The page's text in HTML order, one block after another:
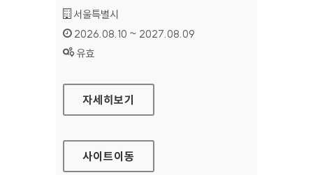
기관명 :
서울특별시
인증기간 :
2026.08.10 ~ 2027.08.09
상태 :
유효
서울특별시 주차정보안내시스템
자세히보기
사이트이동